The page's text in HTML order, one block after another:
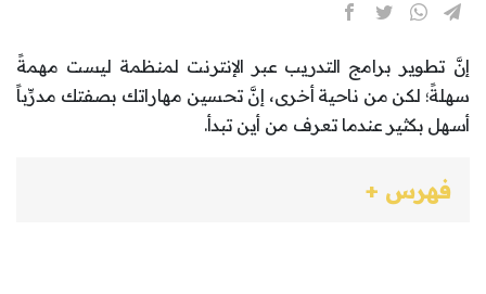
إنَّ تطوير برامج التدريب عبر الإنترنت لمنظمة ليست مهمةً
سهلةً؛ لكن من ناحية أخرى، إنَّ تحسين مهاراتك بصفتك مدرِّباً
أسهل بكثير عندما تعرف من أين تبدأ.
فهرس +